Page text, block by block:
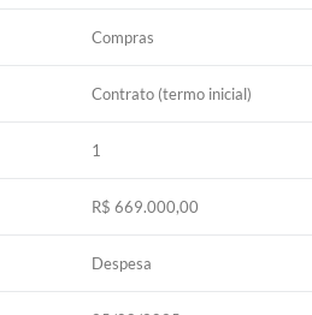
Compras
Contrato (termo inicial)
1
R$ 669.000,00
Despesa